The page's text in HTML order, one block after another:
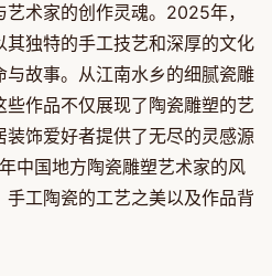
术家的创作灵魂。2025年，
独特的手工技艺和深厚的文化
故事。从江南水乡的细腻瓷雕
作品不仅展现了陶瓷雕塑的艺
饰爱好者提供了无尽的灵感源
中国地方陶瓷雕塑艺术家的风
工陶瓷的工艺之美以及作品背